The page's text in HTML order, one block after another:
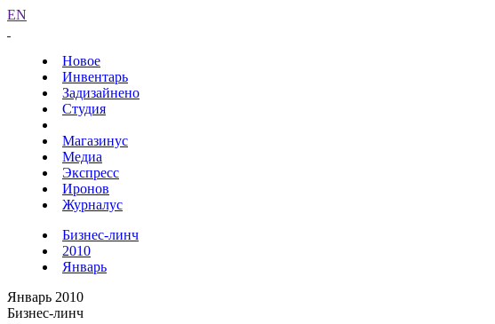
EN
Новое
Инвентарь
Задизайнено
Студия
Магазинус
Медиа
Экспресс
Иронов
Журналус
Бизнес-линч
2010
Январь
Январь 2010
Бизнес-линч